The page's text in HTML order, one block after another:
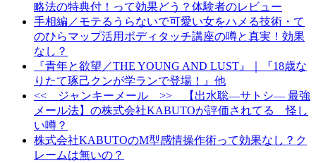
略法の特典付！って効果どう？体験者のレビュー
手相編／モテるうらないで可愛い女をハメる技術・て
のひらマップ活用ボディタッチ講座の噂と真実！効果
なし？
『青年と欲望／THE YOUNG AND LUST』｜『18歳な
りたて琢己クンが学ランで登場！』他
<< ジャンキーメール >> 【出水聡―サトシ― 最強
メール法】の株式会社KABUTOが評価されてる 怪し
い噂？
株式会社KABUTOのM型感情操作術って効果なし？ク
レームは無いの？